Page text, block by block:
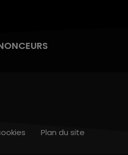
Plan du site